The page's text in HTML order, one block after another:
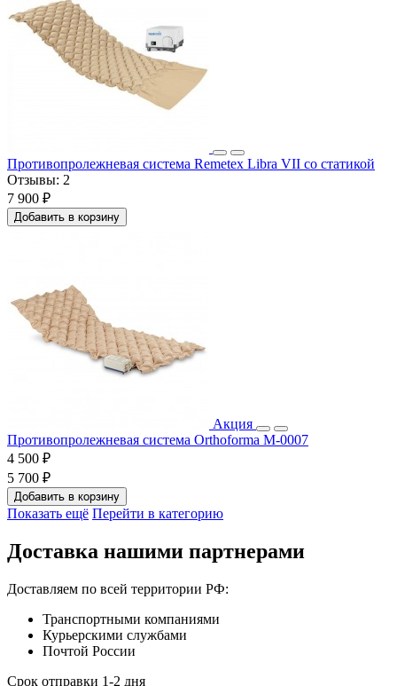
Противопролежневая система Remetex Libra VII со статикой
Отзывы: 2
7 900 ₽
Добавить в корзину
Акция
Противопролежневая система Orthoforma M-0007
4 500 ₽
5 700 ₽
Добавить в корзину
Показать ещё Перейти в категорию
Доставка нашими партнерами
Доставляем по всей территории РФ:
Транспортными компаниями
Курьерскими службами
Почтой России
Срок отправки 1-2 дня